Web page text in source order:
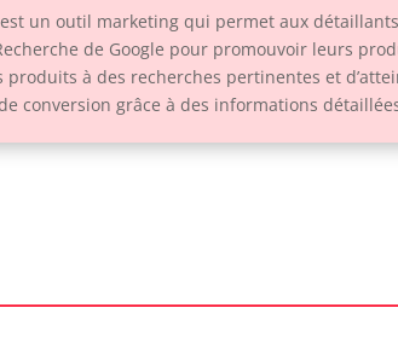
un outil marketing qui permet aux
de Google pour promouvoir leurs
produits à des recherches pertinentes et
conversion grâce à des informations